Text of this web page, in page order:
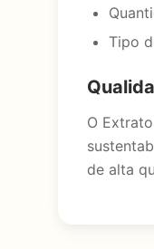
Tipo
O
de alta